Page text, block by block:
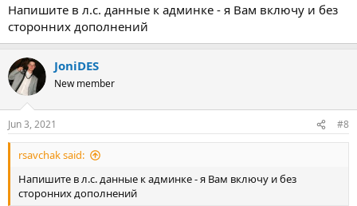
таким образом для всех страниц можно вручную прописывать
префикс en_ в английской версии без использования
сторонних дополнений.
Но если в настройках включить опцию ЧПУ товаров с
категориями - то url получается не очень, так как префикс и в
товаре и в категории и в подкатегории:
Register
Напишите в л.с. данные к админке - я Вам включу и без
сторонних дополнений
JoniDES
New member
Jun 3, 2021 #8
rsavchak said:
Напишите в л.с. данные к админке - я Вам включу и без
сторонних дополнений